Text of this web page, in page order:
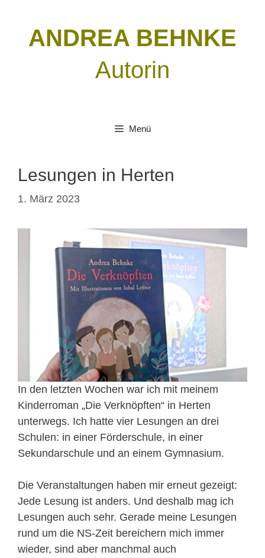
springenANDREA BEHNKE
Autorin
Menü
Lesungen in Herten
1. März 2023
In den letzten Wochen war ich mit meinem
Kinderroman „Die Verknöpften“ in Herten
unterwegs. Ich hatte vier Lesungen an drei
Schulen: in einer Förderschule, in einer
Sekundarschule und an einem Gymnasium.
Die Veranstaltungen haben mir erneut gezeigt:
Jede Lesung ist anders. Und deshalb mag ich
Lesungen auch sehr. Gerade meine Lesungen
rund um die NS-Zeit bereichern mich immer
wieder, sind aber manchmal auch